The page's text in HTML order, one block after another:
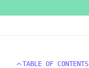
TABLE OF CONTENTS